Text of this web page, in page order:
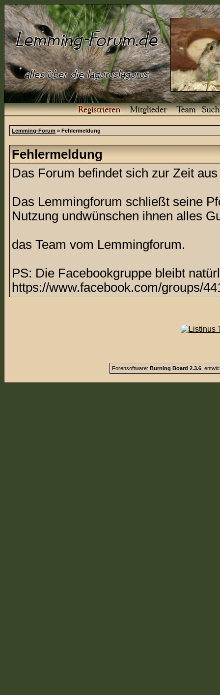
Lemming-Forum » Fehlermeldung
Fehlermeldung
Das Forum befindet sich zur Zeit
Das Lemmingforum schließt seine
Nutzung undwünschen ihnen alles
das Team vom Lemmingforum.
PS: Die Facebookgruppe bleibt
https://www.facebook.com/groups/
Forensoftware: Burning Board 2.3.6,